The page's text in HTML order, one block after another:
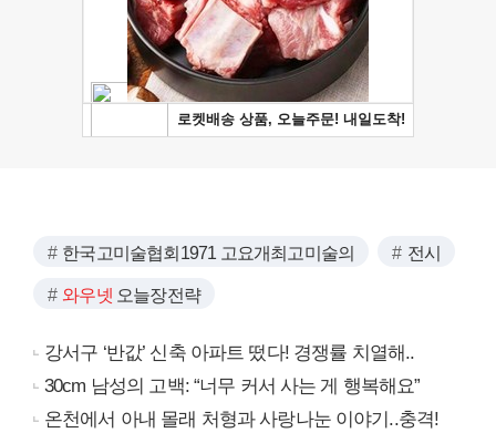
한국고미술협회1971 고요개최고미술의 전시
와우넷 오늘장전략
강서구 ‘반값’ 신축 아파트 떴다! 경쟁률 치열해..
30cm 남성의 고백: “너무 커서 사는 게 행복해요”
온천에서 아내 몰래 처형과 사랑나눈 이야기..충격!